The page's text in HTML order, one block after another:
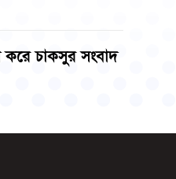
করে চাকসুর সংবাদ